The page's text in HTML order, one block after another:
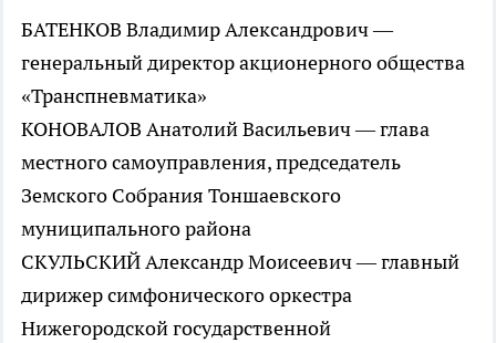
БАТЕНКОВ Владимир Александрович —
генеральный директор акционерного общества
«Транспневматика»
КОНОВАЛОВ Анатолий Васильевич — глава
местного самоуправления, председатель
Земского Собрания Тоншаевского
муниципального района
СКУЛЬСКИЙ Александр Моисеевич — главный
дирижер симфонического оркестра
Нижегородской государственной